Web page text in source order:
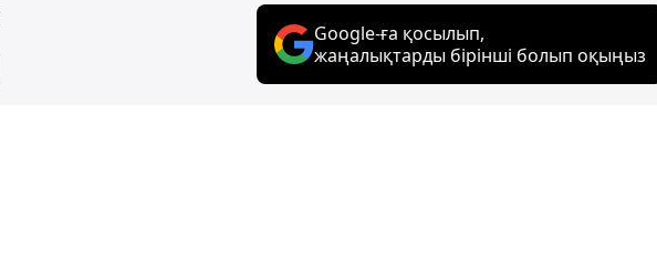
Google-ға қосылып,
жаңалықтарды бірінші болып оқыңыз